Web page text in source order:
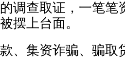
调查取证，一笔笔
摆上台面。
、集资诈骗、骗取